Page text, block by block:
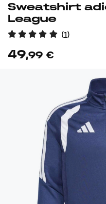
Sweatshirt adidas Tiro 26
League
(1)
49,99 €